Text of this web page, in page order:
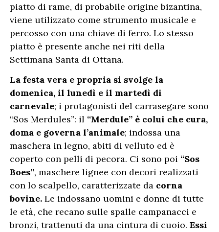
piatto di rame, di probabile origine bizantina,
viene utilizzato come strumento musicale e
percosso con una chiave di ferro. Lo stesso
piatto è presente anche nei riti della
Settimana Santa di Ottana.
La festa vera e propria si svolge la
domenica, il lunedì e il martedì di
carnevale; i protagonisti del carrasegare sono
“Sos Merdules”: il “Merdule” è colui che cura,
doma e governa l’animale; indossa una
maschera in legno, abiti di velluto ed è
coperto con pelli di pecora. Ci sono poi “Sos
Boes”, maschere lignee con decori realizzati
con lo scalpello, caratterizzate da corna
bovine. Le indossano uomini e donne di tutte
le età, che recano sulle spalle campanacci e
bronzi, trattenuti da una cintura di cuoio. Essi